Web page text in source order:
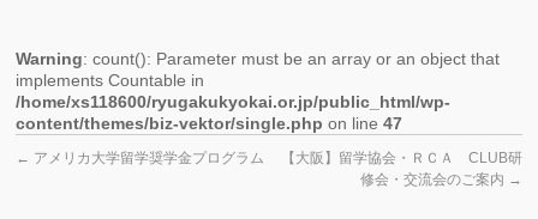
Warning: count(): Parameter must be an array or an object that
implements Countable in
/home/xs118600/ryugakukyokai.or.jp/public_html/wp-
content/themes/biz-vektor/single.php on line47
← アメリカ大学留学奨学金プログラム
【大阪】留学協会・ＲＣＡ CLUB研
修会・交流会のご案内 →